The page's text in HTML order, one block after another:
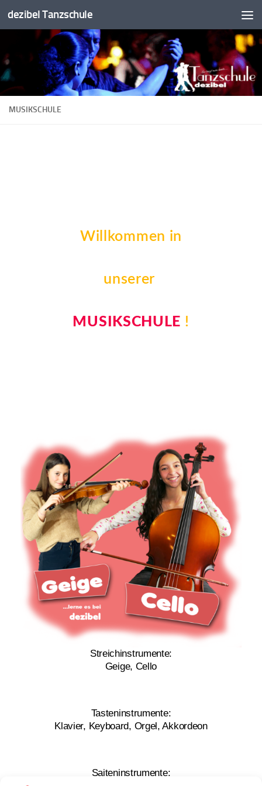
Unter dem Inhalt
dezibel Tanzschule
MUSIKSCHULE
Willkommen in
unserer
MUSIKSCHULE !
Streichinstrumente:
Geige, Cello
Tasteninstrumente:
Klavier, Keyboard, Orgel, Akkordeon
Saiteninstrumente: